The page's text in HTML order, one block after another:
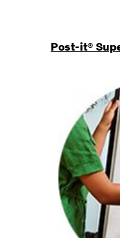
Post-it®